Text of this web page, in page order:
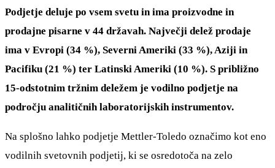
Podjetje deluje po vsem svetu in ima proizvodne in
prodajne pisarne v 44 državah. Največji delež prodaje
ima v Evropi (34 %), Severni Ameriki (33 %), Aziji in
Pacifiku (21 %) ter Latinski Ameriki (10 %). S približno
15-odstotnim tržnim deležem je vodilno podjetje na
področju analitičnih laboratorijskih instrumentov.
Na splošno lahko podjetje Mettler-Toledo označimo kot eno
vodilnih svetovnih podjetij, ki se osredotoča na zelo